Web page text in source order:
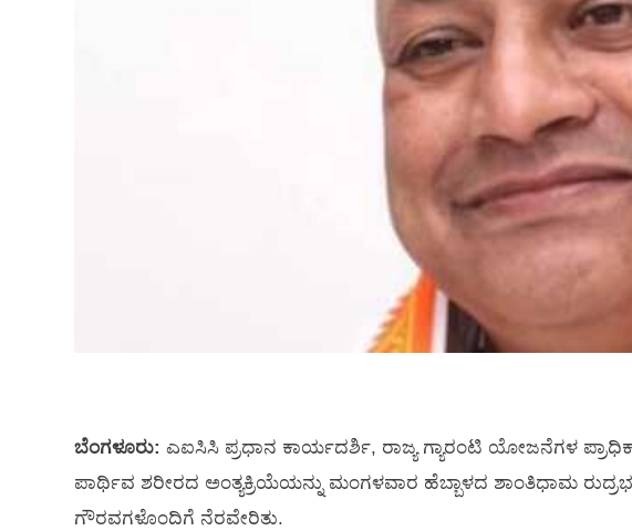
ಬೆಂಗಳೂರು: ಎಐಸಿಸಿ ಪ್ರಧಾನ ಕಾರ್ಯದರ್ಶಿ, ರಾಜ್ಯ ಗ್ಯಾರಂಟಿ ಯೋಜನೆಗಳ
ಪಾರ್ಥಿವ ಶರೀರದ ಅಂತ್ಯಕ್ರಿಯೆಯನ್ನು ಮಂಗಳವಾರ ಹೆಬ್ಬಾಳದ ಶಾಂತಿಧಾಮ
ಗೌರವಗಳೊಂದಿಗೆ ನೆರವೇರಿತು.